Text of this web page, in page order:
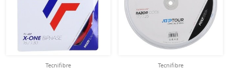
Tecnifibre
Tecnifibre